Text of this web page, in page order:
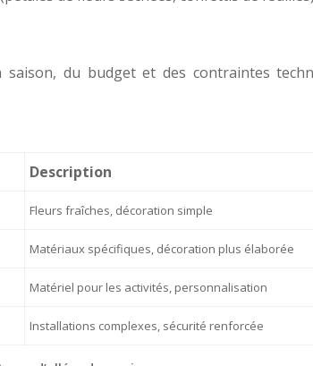
du budget et des contraintes
Description
Fleurs fraîches, décoration simple
Matériaux spécifiques, décoration plus élaborée
Matériel pour les activités, personnalisation
Installations complexes, sécurité renforcée